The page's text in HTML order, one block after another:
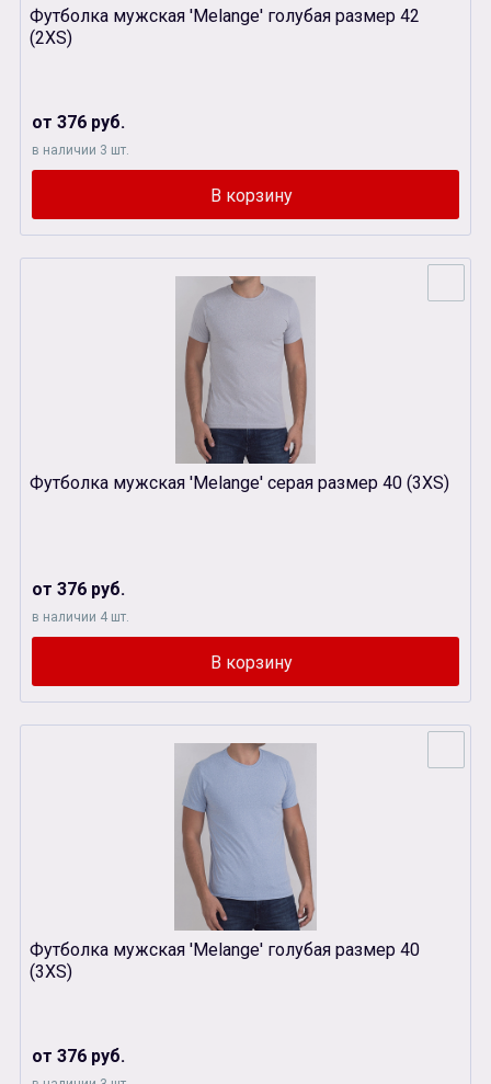
Футболка мужская 'Melange' голубая размер 42
(2XS)
от 376 руб.
в наличии 3 шт.
Футболка мужская 'Melange' серая размер 40 (3XS)
от 376 руб.
в наличии 4 шт.
Футболка мужская 'Melange' голубая размер 40
(3XS)
от 376 руб.